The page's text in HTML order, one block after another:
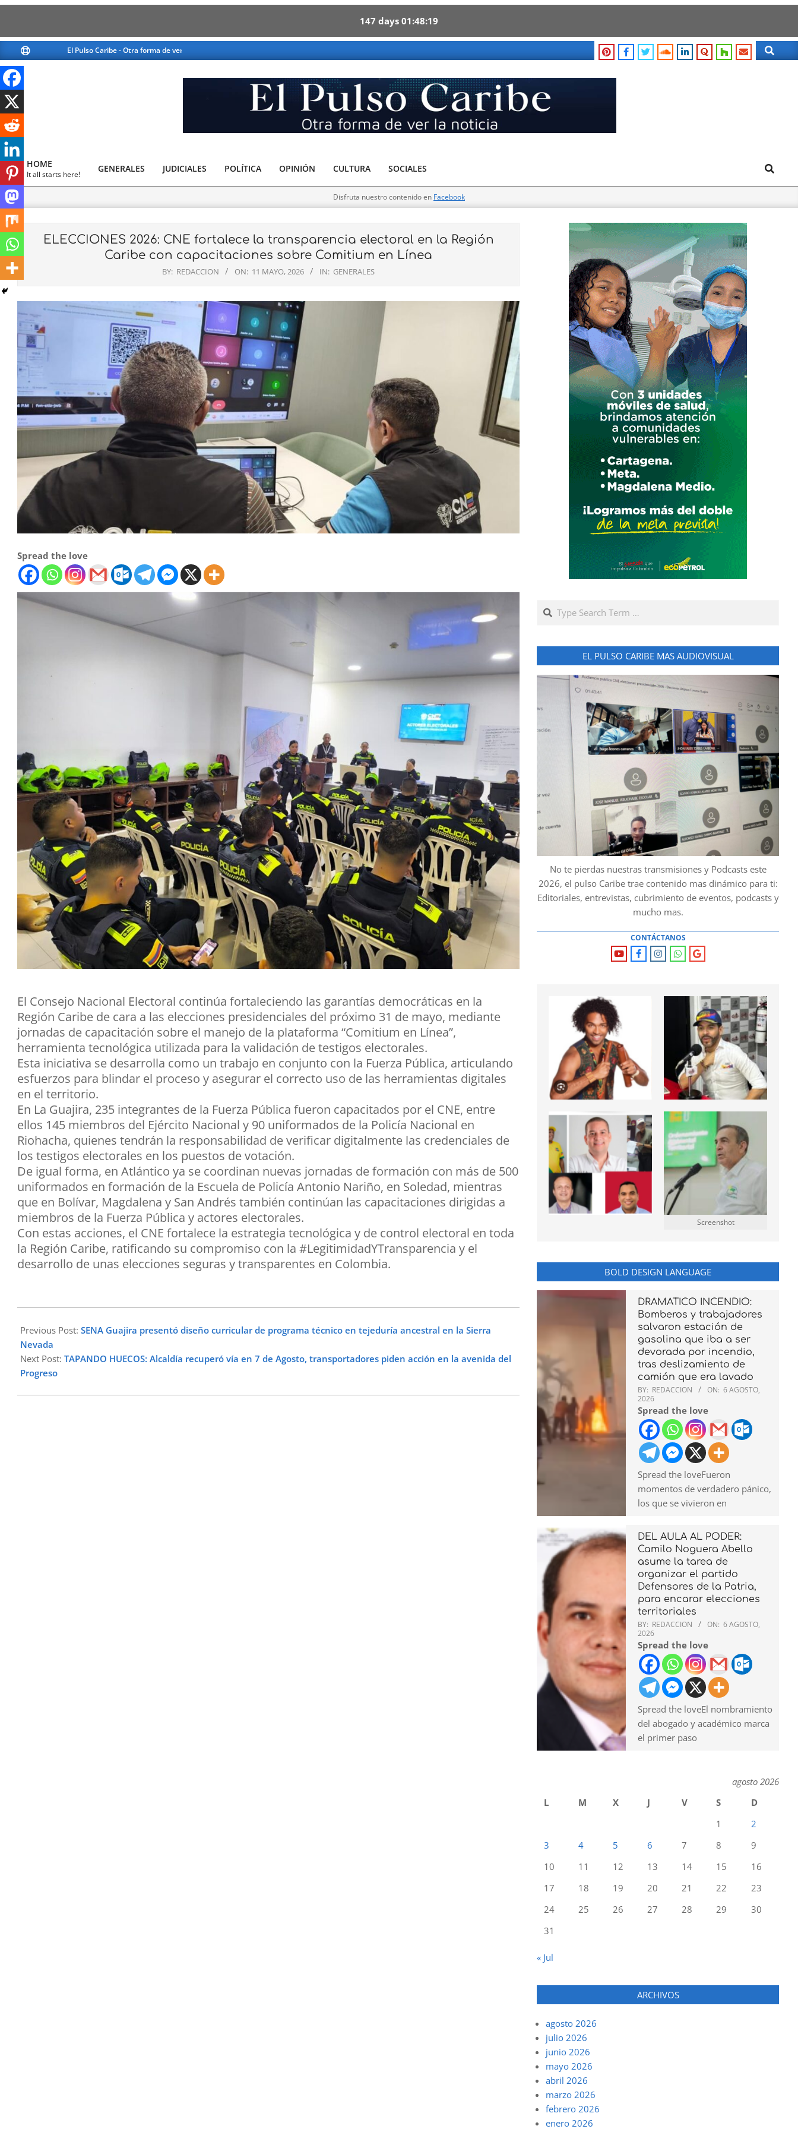
147 days 01 48 18
to
content
El Pulso Caribe - Otra forma de ver la noticia Search
El
Caribe
Primary
Navigation
Menu
HOME
It all starts here!
GENERALES JUDICIALES POLÍTICA OPINIÓN CULTURA SOCIALES Search
Disfruta nuestro contenido en Facebook
ELECCIONES 2026: CNE fortalece la transparencia electoral en la Región
Caribe con capacitaciones sobre Comitium en Línea
BY: REDACCION ON: 11 MAYO, 2026 IN: GENERALES
Spread the love
El Consejo Nacional Electoral continúa fortaleciendo las garantías democráticas en la
Región Caribe de cara a las elecciones presidenciales del próximo 31 de mayo, mediante
jornadas de capacitación sobre el manejo de la plataforma “Comitium en Línea”,
herramienta tecnológica utilizada para la validación de testigos electorales.
Esta iniciativa se desarrolla como un trabajo en conjunto con la Fuerza Pública, articulando
esfuerzos para blindar el proceso y asegurar el correcto uso de las herramientas digitales
en el territorio.
En La Guajira, 235 integrantes de la Fuerza Pública fueron capacitados por el CNE, entre
ellos 145 miembros del Ejército Nacional y 90 uniformados de la Policía Nacional en
Riohacha, quienes tendrán la responsabilidad de verificar digitalmente las credenciales de
los testigos electorales en los puestos de votación.
De igual forma, en Atlántico ya se coordinan nuevas jornadas de formación con más de 500
uniformados en formación de la Escuela de Policía Antonio Nariño, en Soledad, mientras
que en Bolívar, Magdalena y San Andrés también continúan las capacitaciones dirigidas a
miembros de la Fuerza Pública y actores electorales.
Con estas acciones, el CNE fortalece la estrategia tecnológica y de control electoral en toda
la Región Caribe, ratificando su compromiso con la #LegitimidadYTransparencia y el
desarrollo de unas elecciones seguras y transparentes en Colombia.
05-
11
Previous Post: SENA Guajira presentó diseño curricular de programa técnico en tejeduría ancestral en la Sierra
Nevada
Next Post: TAPANDO HUECOS: Alcaldía recuperó vía en 7 de Agosto, transportadores piden acción en la avenida del
Progreso
Search
EL PULSO CARIBE MAS AUDIOVISUAL
No te pierdas nuestras transmisiones y Podcasts este
2026, el pulso Caribe trae contenido mas dinámico para ti:
Editoriales, entrevistas, cubrimiento de eventos, podcasts y
mucho mas.
CONTÁCTANOS
Screenshot
BOLD DESIGN LANGUAGE
DRAMATICO INCENDIO:
Bomberos y trabajadores
salvaron estación de
gasolina que iba a ser
devorada por incendio,
tras deslizamiento de
camión que era lavado
BY: REDACCION ON: 6 AGOSTO,
2026
Spread the love
Spread the loveFueron
momentos de verdadero pánico,
los que se vivieron en
DEL AULA AL PODER:
Camilo Noguera Abello
asume la tarea de
organizar el partido
Defensores de la Patria,
para encarar elecciones
territoriales
BY: REDACCION ON: 6 AGOSTO,
2026
Spread the love
Spread the loveEl nombramiento
del abogado y académico marca
el primer paso
agosto 2026
L
M X J V S
D
1
2
3
4 5 6 7 8
9
10
11 12 13 14 15
16
17
18 19 20 21 22
23
24
25 26 27 28 29
30
31
« Jul
ARCHIVOS
agosto 2026
julio 2026
junio 2026
mayo 2026
abril 2026
marzo 2026
febrero 2026
enero 2026